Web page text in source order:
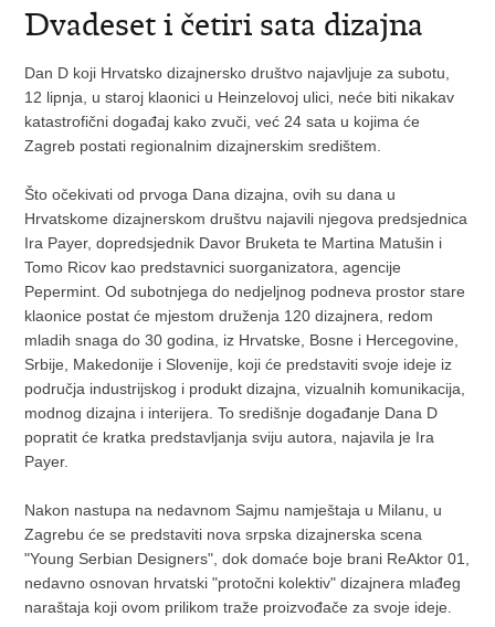
Dvadeset i četiri sata dizajna
Dan D koji Hrvatsko dizajnersko društvo najavljuje za subotu,
12 lipnja, u staroj klaonici u Heinzelovoj ulici, neće biti nikakav
katastrofični događaj kako zvuči, već 24 sata u kojima će
Zagreb postati regionalnim dizajnerskim središtem.
Što očekivati od prvoga Dana dizajna, ovih su dana u
Hrvatskome dizajnerskom društvu najavili njegova predsjednica
Ira Payer, dopredsjednik Davor Bruketa te Martina Matušin i
Tomo Ricov kao predstavnici suorganizatora, agencije
Pepermint. Od subotnjega do nedjeljnog podneva prostor stare
klaonice postat će mjestom druženja 120 dizajnera, redom
mladih snaga do 30 godina, iz Hrvatske, Bosne i Hercegovine,
Srbije, Makedonije i Slovenije, koji će predstaviti svoje ideje iz
područja industrijskog i produkt dizajna, vizualnih komunikacija,
modnog dizajna i interijera. To središnje događanje Dana D
popratit će kratka predstavljanja sviju autora, najavila je Ira
Payer.
Nakon nastupa na nedavnom Sajmu namještaja u Milanu, u
Zagrebu će se predstaviti nova srpska dizajnerska scena
"Young Serbian Designers", dok domaće boje brani ReAktor 01,
nedavno osnovan hrvatski "protočni kolektiv" dizajnera mlađeg
naraštaja koji ovom prilikom traže proizvođače za svoje ideje.